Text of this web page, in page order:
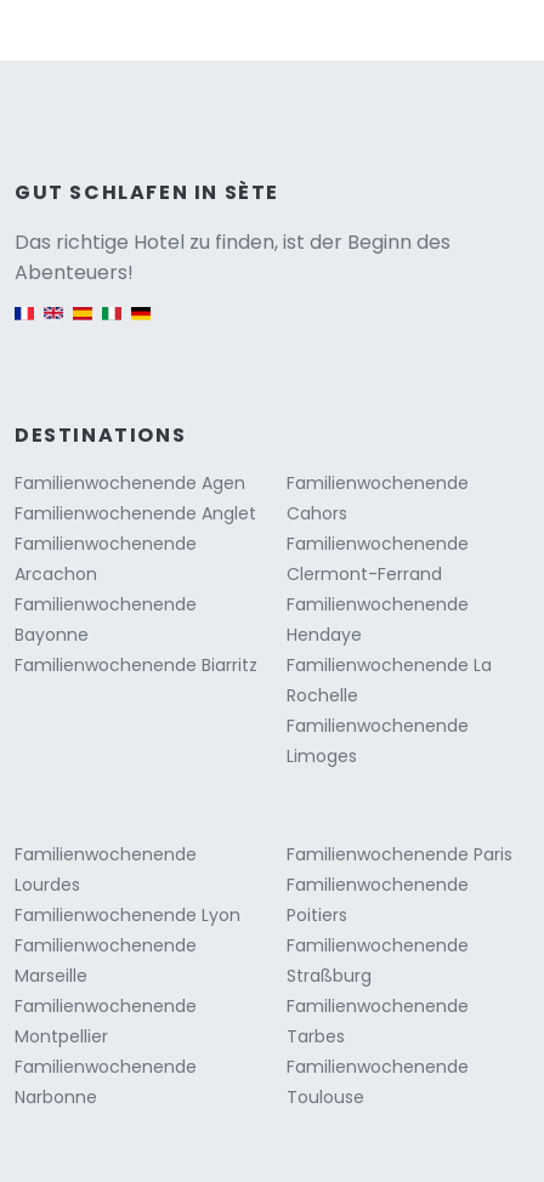
GUT SCHLAFEN IN SÈTE
Das richtige Hotel zu finden, ist der Beginn des
Abenteuers!
DESTINATIONS
Familienwochenende Agen
Familienwochenende Anglet
Familienwochenende
Arcachon
Familienwochenende
Bayonne
Familienwochenende Biarritz
Familienwochenende
Cahors
Familienwochenende
Clermont-Ferrand
Familienwochenende
Hendaye
Familienwochenende La
Rochelle
Familienwochenende
Limoges
Familienwochenende
Lourdes
Familienwochenende Lyon
Familienwochenende
Marseille
Familienwochenende
Montpellier
Familienwochenende
Narbonne
Familienwochenende Paris
Familienwochenende
Poitiers
Familienwochenende
Straßburg
Familienwochenende
Tarbes
Familienwochenende
Toulouse